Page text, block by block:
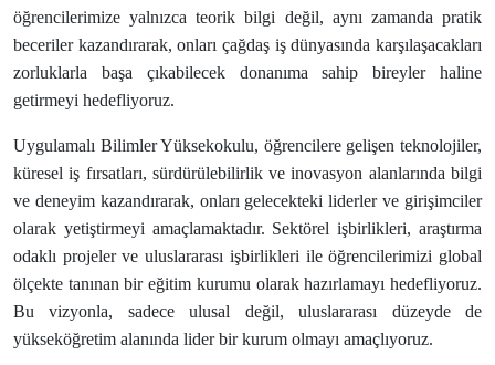
öğrencilerimize yalnızca teorik bilgi değil, aynı zamanda pratik
beceriler kazandırarak, onları çağdaş iş dünyasında karşılaşacakları
zorluklarla başa çıkabilecek donanıma sahip bireyler haline
getirmeyi hedefliyoruz.
Uygulamalı Bilimler Yüksekokulu, öğrencilere gelişen teknolojiler,
küresel iş fırsatları, sürdürülebilirlik ve inovasyon alanlarında bilgi
ve deneyim kazandırarak, onları gelecekteki liderler ve girişimciler
olarak yetiştirmeyi amaçlamaktadır. Sektörel işbirlikleri, araştırma
odaklı projeler ve uluslararası işbirlikleri ile öğrencilerimizi global
ölçekte tanınan bir eğitim kurumu olarak hazırlamayı hedefliyoruz.
Bu vizyonla, sadece ulusal değil, uluslararası düzeyde de
yükseköğretim alanında lider bir kurum olmayı amaçlıyoruz.